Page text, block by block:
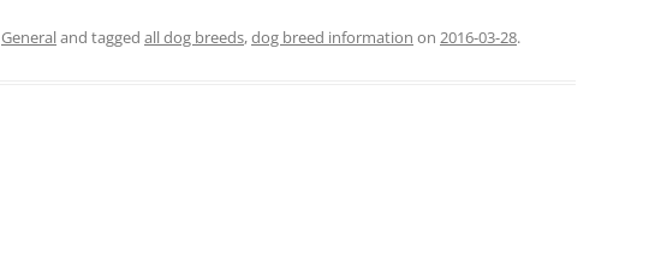
Generaland tagged all dog breeds,dog breed information on 2016-03-28.